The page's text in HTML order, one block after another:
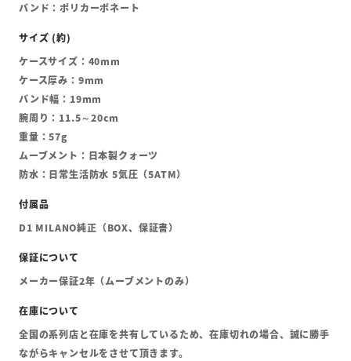
バンド：ポリカーボネート
ケースサイズ：40mm
ケース厚み：9mm
バンド幅：19mm
腕周り：11.5～20cm
重量：57g
ムーブメント：日本製クォーツ
防水：日常生活防水 5気圧（5ATM）
D1 MILANO純正（BOX、保証書）
メーカー保証2年（ムーブメントのみ）
全国の系列店と在庫を共有しているため、在庫切れの場合、誠に勝手
ながらキャンセルをさせて頂きます。